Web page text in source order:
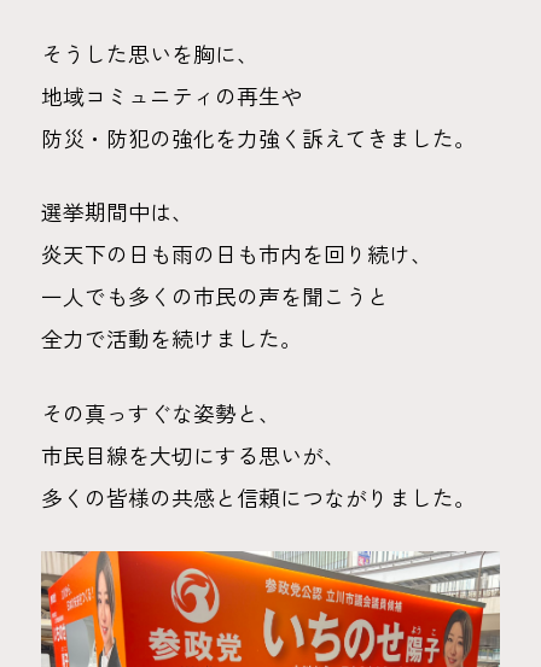
そうした思いを胸に、
地域コミュニティの再生や
防災・防犯の強化を力強く訴えてきました。
選挙期間中は、
炎天下の日も雨の日も市内を回り続け、
一人でも多くの市民の声を聞こうと
全力で活動を続けました。
その真っすぐな姿勢と、
市民目線を大切にする思いが、
多くの皆様の共感と信頼につながりました。